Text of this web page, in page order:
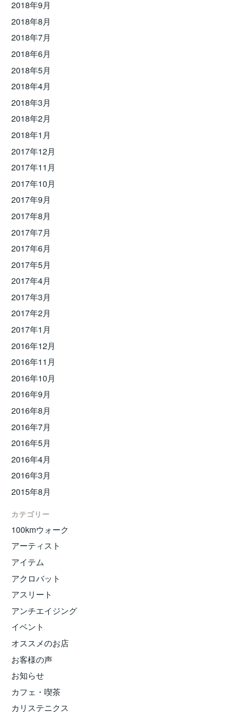
2018年9月
2018年8月
2018年7月
2018年6月
2018年5月
2018年4月
2018年3月
2018年2月
2018年1月
2017年12月
2017年11月
2017年10月
2017年9月
2017年8月
2017年7月
2017年6月
2017年5月
2017年4月
2017年3月
2017年2月
2017年1月
2016年12月
2016年11月
2016年10月
2016年9月
2016年8月
2016年7月
2016年5月
2016年4月
2016年3月
2015年8月
カテゴリー
100kmウォーク
アーティスト
アイテム
アクロバット
アスリート
アンチエイジング
イベント
オススメのお店
お客様の声
お知らせ
カフェ・喫茶
カリステニクス